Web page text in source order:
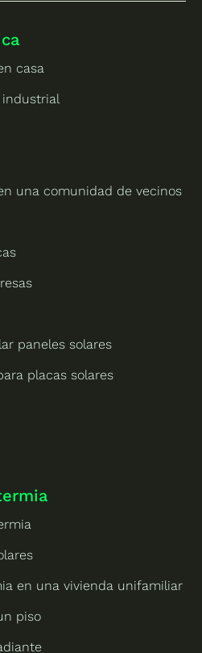
casa
industrial
una comunidad de vecinos
paneles solares
placas solares
en una vivienda unifamiliar
piso